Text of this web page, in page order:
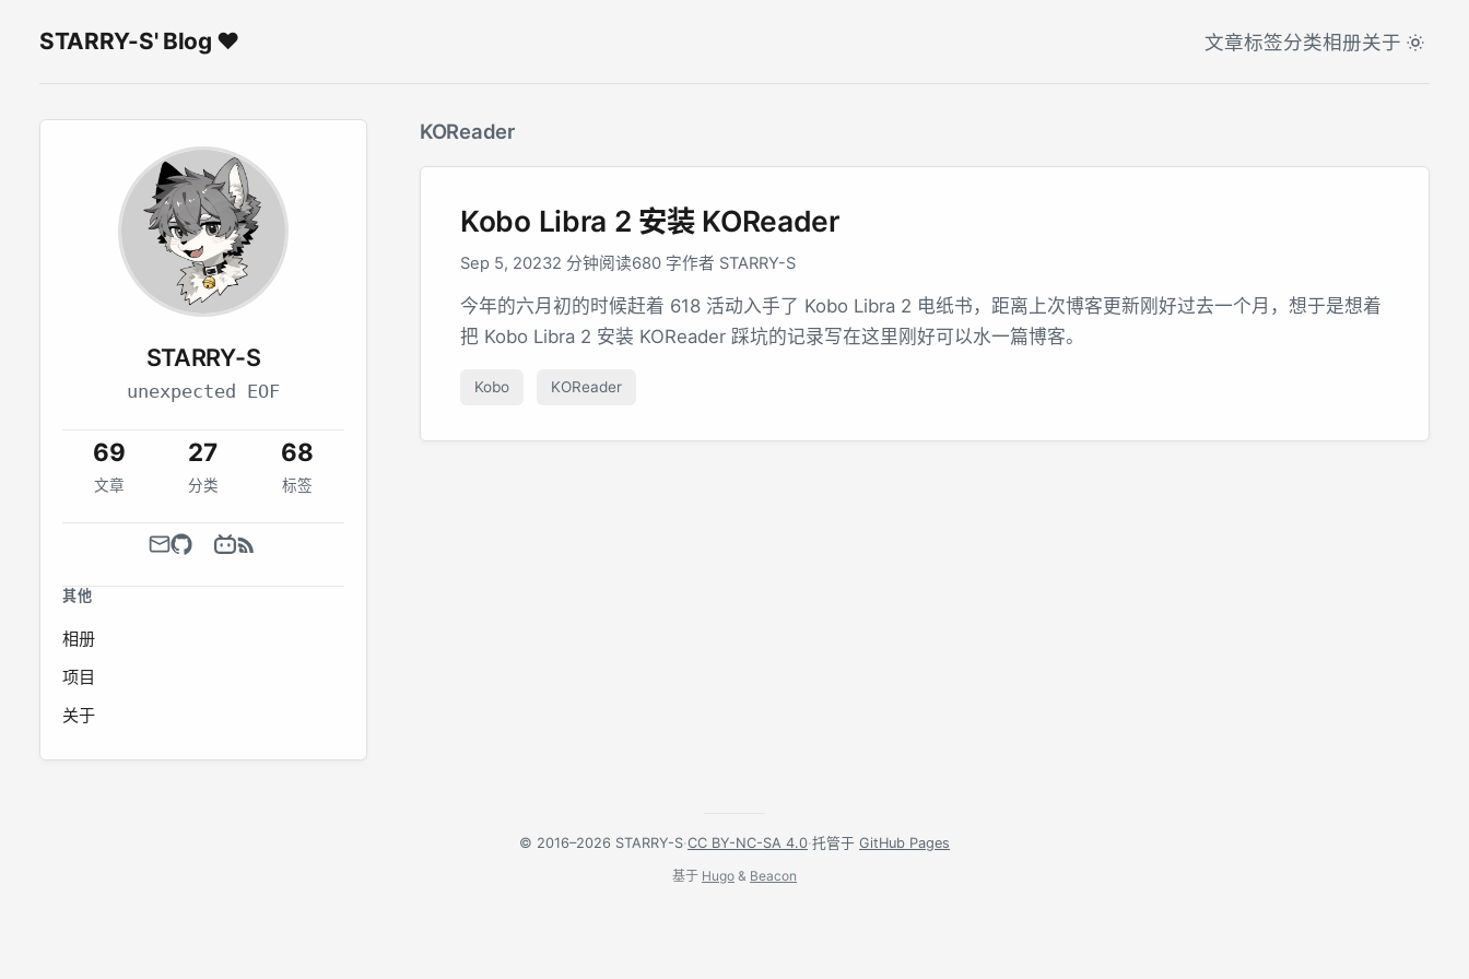
STARRY-S' Blog ♥ 文章标签分类相册关于
STARRY-S
unexpected EOF
69
文章
27
分类
68
标签
其他
相册
项目
关于
KOReader
Kobo Libra 2 安装 KOReader
Sep 5, 20232 分钟阅读680 字作者 STARRY-S
今年的六月初的时候赶着 618 活动入手了 Kobo Libra 2 电纸书，距离上次博客更新刚好过去一个月，想于是想着
把 Kobo Libra 2 安装 KOReader 踩坑的记录写在这里刚好可以水一篇博客。
Kobo KOReader
© 2016–2026 STARRY-S·CC BY-NC-SA 4.0·托管于 GitHub Pages
基于 Hugo & Beacon